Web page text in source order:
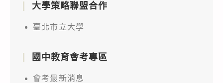
大學策略聯盟合作
臺北市立大學
國中教育會考專區
會考最新消息